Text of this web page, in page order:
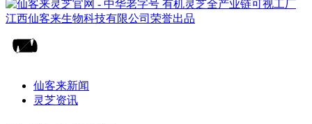
仙客来新闻
灵芝资讯